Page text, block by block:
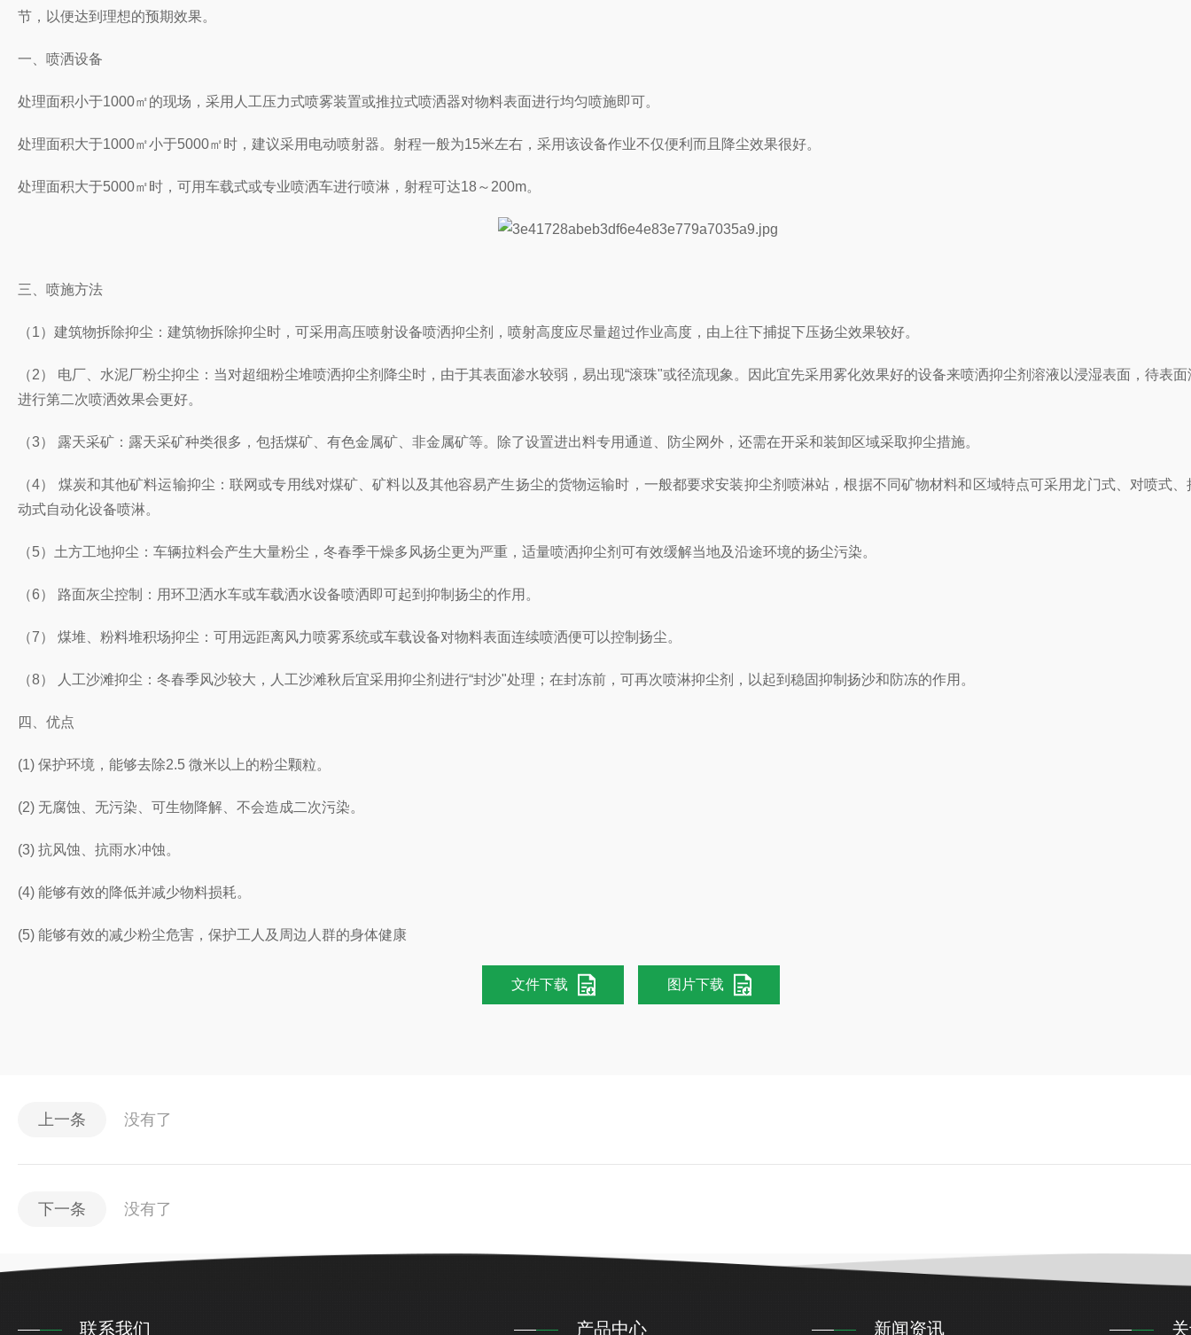
节，以便达到理想的预期效果。
一、喷洒设备
处理面积小于1000㎡的现场，采用人工压力式喷雾装置或推拉式喷洒器对物料表面进行均匀喷施即可。
处理面积大于1000㎡小于5000㎡时，建议采用电动喷射器。射程一般为15米左右，采用该设备作业不仅便利而且降尘效果很好。
处理面积大于5000㎡时，可用车载式或专业喷洒车进行喷淋，射程可达18～200m。
三、喷施方法
（1）建筑物拆除抑尘：建筑物拆除抑尘时，可采用高压喷射设备喷洒抑尘剂，喷射高度应尽量超过作业高度，由上往下捕捉下压扬尘效果较好。
（2） 电厂、水泥厂粉尘抑尘：当对超细粉尘堆喷洒抑尘剂降尘时，由于其表面渗水较弱，易出现“滚珠"或径流现象。因此宜先采用雾化效果好的设备来喷洒抑尘剂溶液以浸湿表面，待表
进行第二次喷洒效果会更好。
（3） 露天采矿：露天采矿种类很多，包括煤矿、有色金属矿、非金属矿等。除了设置进出料专用通道、防尘网外，还需在开采和装卸区域采取抑尘措施。
（4） 煤炭和其他矿料运输抑尘：联网或专用线对煤矿、矿料以及其他容易产生扬尘的货物运输时，一般都要求安装抑尘剂喷淋站，根据不同矿物材料和区域特点可采用龙门式、对喷式
动式自动化设备喷淋。
（5）土方工地抑尘：车辆拉料会产生大量粉尘，冬春季干燥多风扬尘更为严重，适量喷洒抑尘剂可有效缓解当地及沿途环境的扬尘污染。
（6） 路面灰尘控制：用环卫洒水车或车载洒水设备喷洒即可起到抑制扬尘的作用。
（7） 煤堆、粉料堆积场抑尘：可用远距离风力喷雾系统或车载设备对物料表面连续喷洒便可以控制扬尘。
（8） 人工沙滩抑尘：冬春季风沙较大，人工沙滩秋后宜采用抑尘剂进行“封沙"处理；在封冻前，可再次喷淋抑尘剂，以起到稳固抑制扬沙和防冻的作用。
四、优点
(1) 保护环境，能够去除2.5 微米以上的粉尘颗粒。
(2) 无腐蚀、无污染、可生物降解、不会造成二次污染。
(3) 抗风蚀、抗雨水冲蚀。
(4) 能够有效的降低并减少物料损耗。
(5) 能够有效的减少粉尘危害，保护工人及周边人群的身体健康
文件下载 图片下载
上一条 没有了
下一条 没有了
联系我们 产品中心 新闻资讯